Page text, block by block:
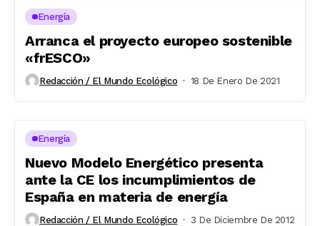
Energía
Arranca el proyecto europeo sostenible
«frESCO»
Redacción / El Mundo Ecológico 18 De Enero De 2021
Energía
Nuevo Modelo Energético presenta
ante la CE los incumplimientos de
España en materia de energía
Redacción / El Mundo Ecológico 3 De Diciembre De 2012